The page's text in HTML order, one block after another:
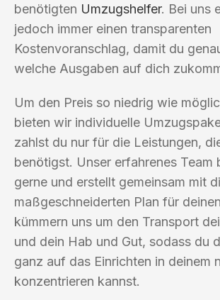
benötigten Umzugshelfer. Bei uns
jedoch immer einen transparenten
Kostenvoranschlag, damit du
welche Ausgaben auf dich
Um den Preis so niedrig wie
bieten wir individuelle
zahlst du nur für die Leistungen,
benötigst. Unser erfahrenes Team
gerne und erstellt gemeinsam mit
maßgeschneiderten Plan für
kümmern uns um den Transport
und dein Hab und Gut, sodass du
ganz auf das Einrichten in deinem
konzentrieren kannst.